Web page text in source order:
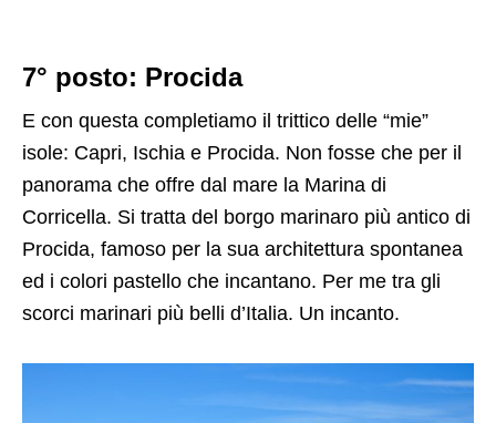
7° posto: Procida
E con questa completiamo il trittico delle “mie”
isole: Capri, Ischia e Procida. Non fosse che per il
panorama che offre dal mare la Marina di
Corricella. Si tratta del borgo marinaro più antico di
Procida, famoso per la sua architettura spontanea
ed i colori pastello che incantano. Per me tra gli
scorci marinari più belli d’Italia. Un incanto.